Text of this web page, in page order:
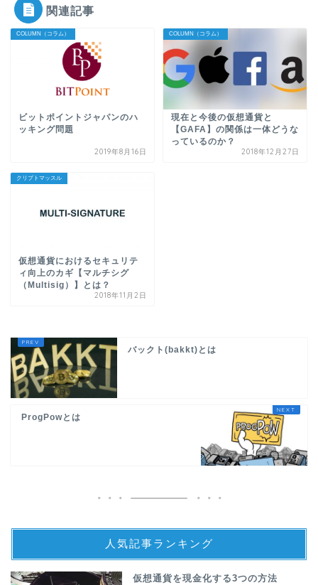
関連記事
COLUMN（コラム）
ビットポイントジャパンのハ
ッキング問題
2019年8月16日
COLUMN（コラム）
現在と今後の仮想通貨と
【GAFA】の関係は一体どうな
っているのか？
2018年12月27日
クリプトマッスル
仮想通貨におけるセキュリテ
ィ向上のカギ【マルチシグ
（Multisig）】とは？
2018年11月2日
バックト(bakkt)とは
ProgPowとは
人気記事ランキング
仮想通貨を現金化する3つの方法